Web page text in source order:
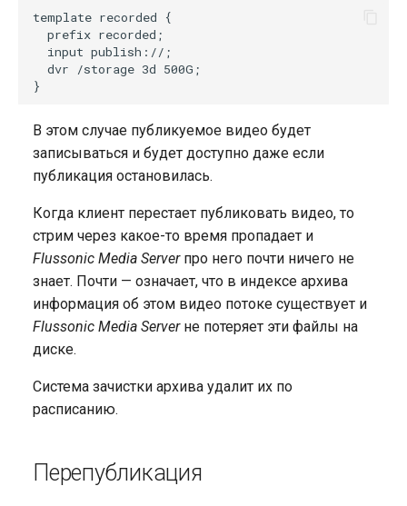
template recorded {
  prefix recorded;
  input publish://;
  dvr /storage 3d 500G;
В этом случае публикуемое видео будет
записываться и будет доступно даже если
публикация остановилась.
Когда клиент перестает публиковать видео, то
стрим через какое-то время пропадает и
Flussonic Media Serverпро него почти ничего не
знает. Почти — означает, что в индексе архива
информация об этом видео потоке существует и
Flussonic Media Serverне потеряет эти файлы на
диске.
Система зачистки архива удалит их по
расписанию.
Перепубликация